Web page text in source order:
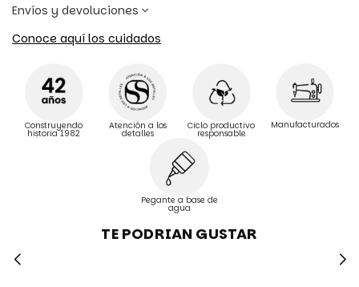
Envíos y devoluciones
Conoce aquí los cuidados
Construyendo
historia 1982
Atención a los
detalles
Ciclo productivo
responsable
Manufacturados
Pegante a base de
agua
TE PODRIAN GUSTAR